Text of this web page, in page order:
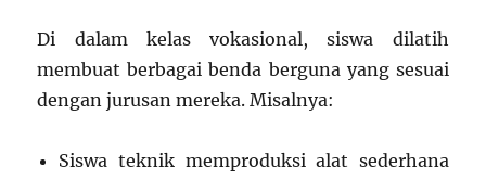
Di dalam kelas vokasional, siswa dilatih
membuat berbagai benda berguna yang sesuai
dengan jurusan mereka. Misalnya:
Siswa teknik memproduksi alat sederhana